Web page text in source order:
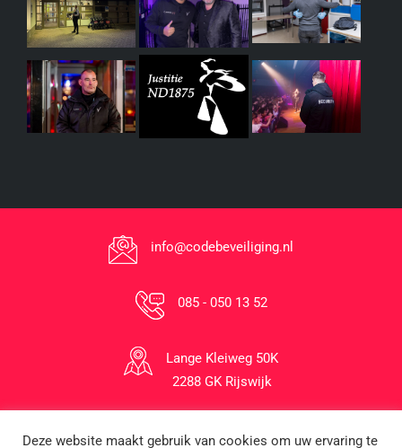
info@codebeveiliging.nl
085 - 050 13 52
Lange Kleiweg 50K
2288 GK Rijswijk
1996-2026 © Code Beveiliging B.V.
Deze website maakt gebruik van cookies om uw ervaring te